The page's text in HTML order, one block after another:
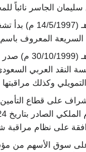
الجاسر نائباً
في 18/1/1418 هـ
السريعة المعروف
في 21/7/1420
النقد العربي
وكذلك
على قطاع
على نظام مراقبة
سوق الأسهم من